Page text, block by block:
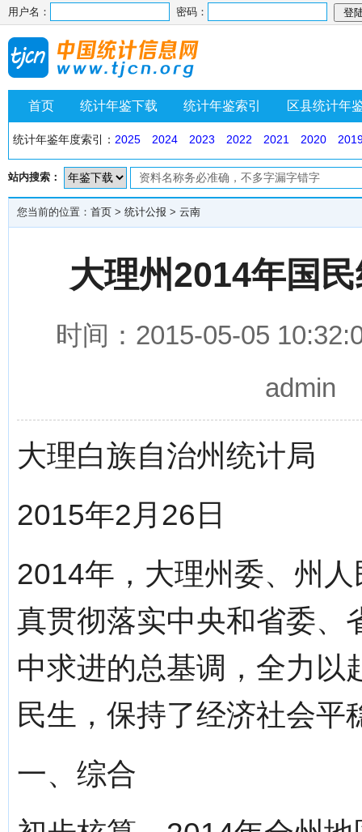
用户名： 密码：
首页 统计年鉴下载 统计年鉴索引 区县统计年
统计年鉴年度索引： 2025 2024 2023 2022 2021 2020
站内搜索：
您当前的位置： 首页 > 统计公报 > 云南
大理州2014年国
时间：2015-05-05
admin
大理白族自治州统计局
2015年2月26日
2014年，大理州委、州
真贯彻落实中央和省委、
中求进的总基调，全力以
民生，保持了经济社会平
一、综合